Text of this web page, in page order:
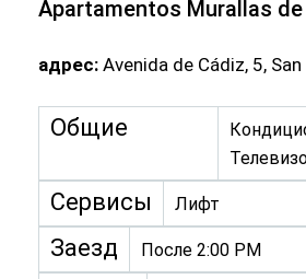
Apartamentos Murallas de
адрес: Avenida de Cádiz, 5,
Общие
Сервисы Лифт
Заезд После 2:00 PM